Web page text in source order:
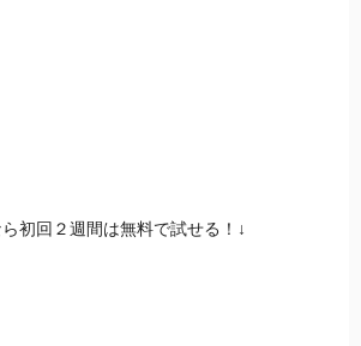
ら初回２週間は無料で試せる！↓